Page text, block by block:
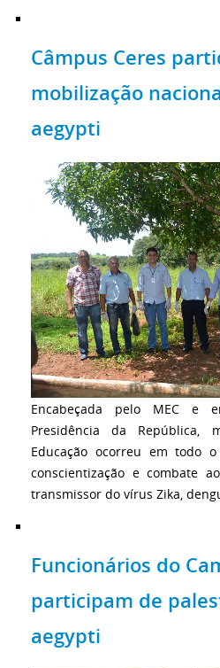
Câmpus Ceres
mobilização
aegypti
Encabeçada pelo MEC e
Presidência da República,
Educação ocorreu em todo
conscientização e combate
transmissor do vírus Zika,
Funcionários do
participam de
aegypti